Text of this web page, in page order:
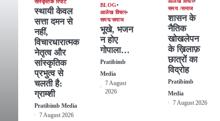
सांस्कृतिक रिपोर्ट
स्थायी केवल
सत्ता दमन से
नहीं,
विचारधारात्मक
नेतृत्व और
सांस्कृतिक
प्रभुत्व से
चलती है:
ग्राम्शी
Pratibimb Media
7 August 2026
BLOG
आलेख विचार
समय/समाज
भूखे, भजन
न होए
गोपाला…
Pratibimb
Media
7 August
2026
समय /समाज
शासन के
नैतिक
खोखलेपन
के ख़िलाफ़
छात्रों का
विद्रोह
Pratibimb
Media
7 August 2026